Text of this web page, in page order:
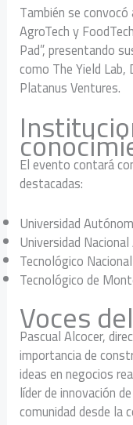
También se
AgroTech y
Pad”, presentando
como The Yield
Platanus Ventures.
El evento contará
destacadas:
Universidad
Universidad
Tecnológico
Tecnológico de
Voces
Pascual Alcocer,
importancia de
ideas en negocios
líder de innovación
comunidad desde la